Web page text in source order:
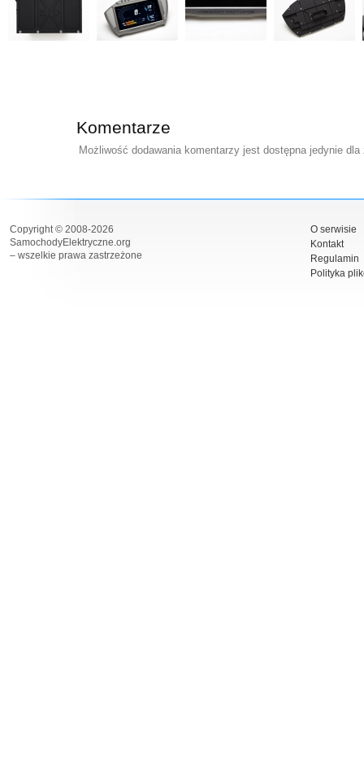
Komentarze
Możliwość dodawania komentarzy jest dostępna jedynie
Copyright © 2008-2026
SamochodyElektryczne.org
– wszelkie prawa zastrzeżone
O serwisie
Kontakt
Regulamin
Polityka